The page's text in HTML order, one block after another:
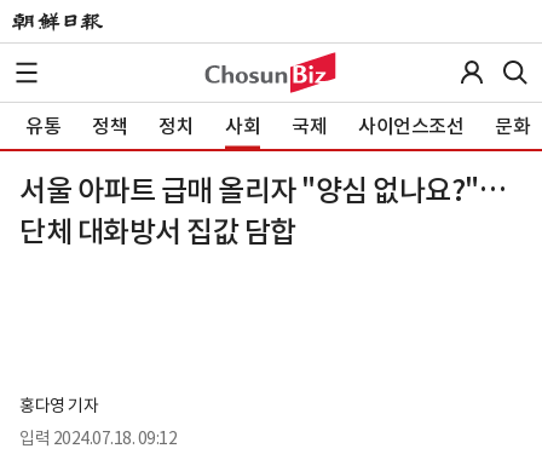
유통 정책 정치 사회 국제 사이언스조선 문화
서울 아파트 급매 올리자 "양심 없나요?"…
단체 대화방서 집값 담합
홍다영 기자
입력 2024.07.18. 09:12